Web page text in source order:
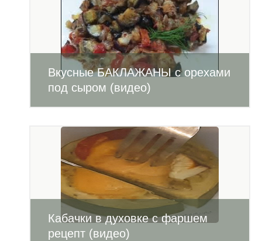
Вкусные БАКЛАЖАНЫ с орехами
под сыром (видео)
Кабачки в духовке с фаршем
рецепт (видео)